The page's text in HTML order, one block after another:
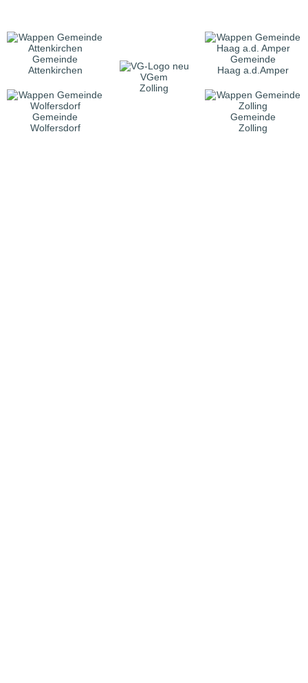
Gemeinde
Attenkirchen
VGem
Zolling
Gemeinde
Haag a.d.Amper
Gemeinde
Wolfersdorf
Gemeinde
Zolling